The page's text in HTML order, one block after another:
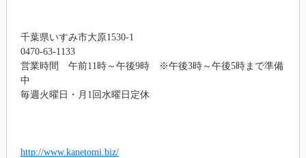
千葉県いすみ市大原1530-1
0470-63-1133
営業時間 午前11時～午後9時 ※午後3時～午後5時まで準備
中
毎週火曜日・月1回水曜日定休
http://www.kanetomi.biz/